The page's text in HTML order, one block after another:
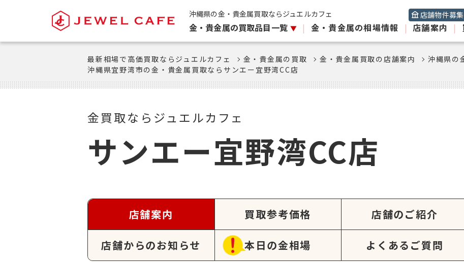
沖縄県の金・貴金属買取ならジュエルカフェ 店舗物件募集
金・貴金属の買取品目一覧 | 金・貴金属の相場情報 | 店舗案内 |
最新相場で高価買取ならジュエルカフェ 金・貴金属の買取 金・貴金属買取の店舗案内
沖縄県の
沖縄県宜野湾市の金・貴金属買取ならサンエー宜野湾CC店
金買取ならジュエルカフェ
サンエー宜野湾CC店
店舗案内 買取参考価格 店舗のご紹介
店舗からのお知らせ 本日の金相場 よくあるご質問